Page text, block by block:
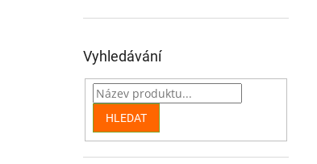
Vyhledávání
HLEDAT